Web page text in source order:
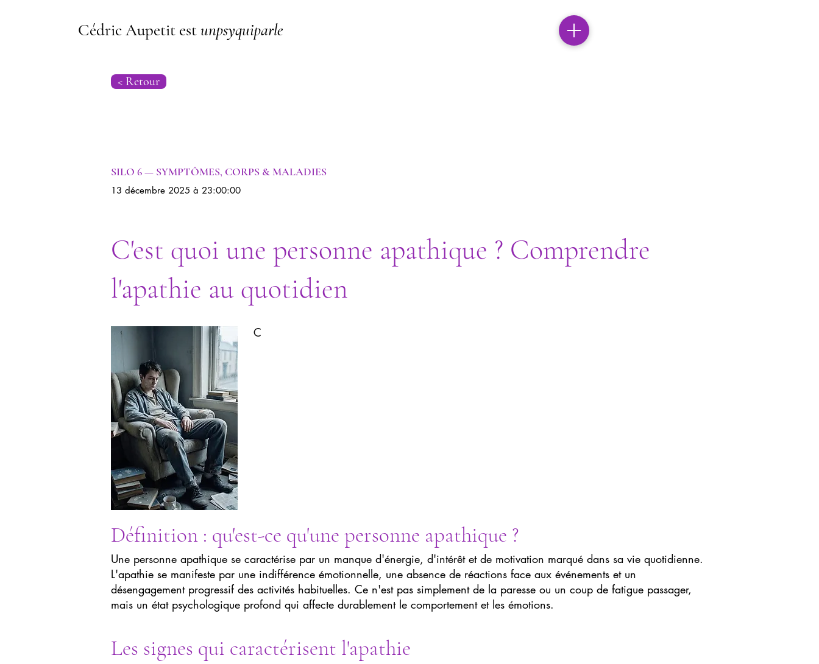
Cédric Aupetit estunpsyquiparle
< Retour
SILO 6 — SYMPTÔMES, CORPS & MALADIES
13 décembre 2025 à 23:00:00
C'est quoi une personne apathique ? Comprendre
l'apathie au quotidien
C
Définition : qu'est-ce qu'une personne apathique ?
Une personne apathique se caractérise par un manque d'énergie, d'intérêt et de motivation marqué dans sa vie quotidienne.
L'apathie se manifeste par une indifférence émotionnelle, une absence de réactions face aux événements et un
désengagement progressif des activités habituelles. Ce n'est pas simplement de la paresse ou un coup de fatigue passager,
mais un état psychologique profond qui affecte durablement le comportement et les émotions.
Les signes qui caractérisent l'apathie